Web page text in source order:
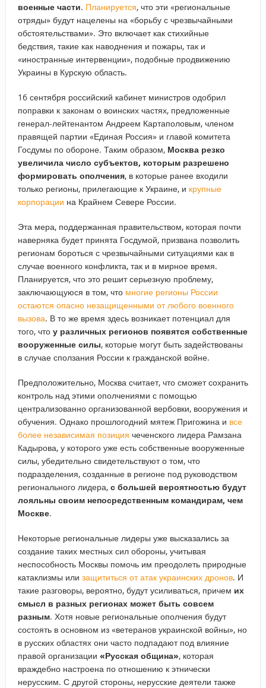
военные части. Планируется, что эти «региональные
отряды» будут нацелены на «борьбу с чрезвычайными
обстоятельствами». Это включает как стихийные
бедствия, такие как наводнения и пожары, так и
«иностранные интервенции», подобные продвижению
Украины в Курскую область.
16 сентября российский кабинет министров одобрил
поправки к законам о воинских частях, предложенные
генерал-лейтенантом Андреем Картаполовым, членом
правящей партии «Единая Россия» и главой комитета
Госдумы по обороне. Таким образом, Москва резко
увеличила число субъектов, которым разрешено
формировать ополчения, в которые ранее входили
только регионы, прилегающие к Украине, и крупные
корпорации на Крайнем Севере России.
Эта мера, поддержанная правительством, которая почти
наверняка будет принята Госдумой, призвана позволить
регионам бороться с чрезвычайными ситуациями как в
случае военного конфликта, так и в мирное время.
Планируется, что это решит серьезную проблему,
заключающуюся в том, что многие регионы России
остаются опасно незащищенными от любого военного
вызова. В то же время здесь возникает потенциал для
того, что у различных регионов появятся собственные
вооруженные силы, которые могут быть задействованы
в случае сползания России к гражданской войне.
Предположительно, Москва считает, что сможет сохранить
контроль над этими ополчениями с помощью
централизованно организованной вербовки, вооружения и
обучения. Однако прошлогодний мятеж Пригожина и все
более независимая позиция чеченского лидера Рамзана
Кадырова, у которого уже есть собственные вооруженные
силы, убедительно свидетельствуют о том, что
подразделения, созданные в регионе под руководством
регионального лидера, с большей вероятностью будут
лояльны своим непосредственным командирам, чем
Москве.
Некоторые региональные лидеры уже высказались за
создание таких местных сил обороны, учитывая
неспособность Москвы помочь им преодолеть природные
катаклизмы или защититься от атак украинских дронов. И
такие разговоры, вероятно, будут усиливаться, причем их
смысл в разных регионах может быть совсем
разным. Хотя новые региональные ополчения будут
состоять в основном из «ветеранов украинской войны», но
в русских областях они часто подпадают под влияние
правой организации «Русская община», которая
враждебно настроена по отношению к этнически
нерусским. С другой стороны, нерусские деятели также